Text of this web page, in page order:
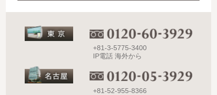
+81-3-5775-3400
IP電話 海外から
+81-52-955-8366